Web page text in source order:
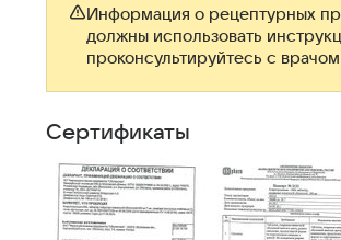
Информация о рецептурных
должны использовать
проконсультируйтесь с
Сертификаты